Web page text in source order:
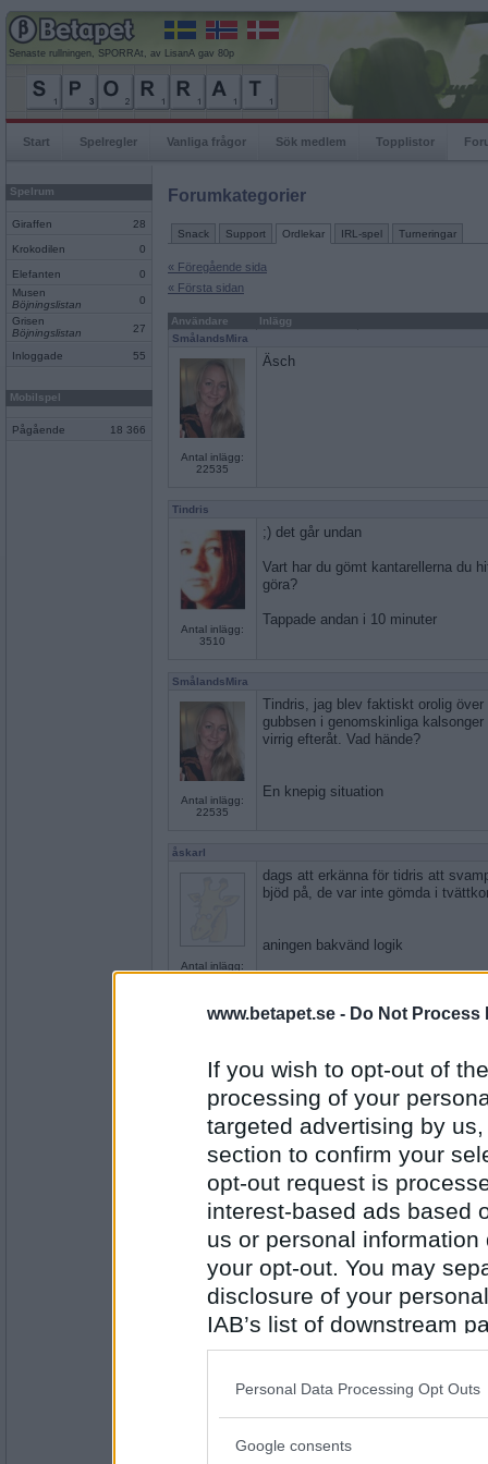
www.betapet.se - Do Not Process
If you wish to opt-out of
processing of your
targeted advertising by
section to confirm your
opt-out request is
interest-based ads based
us or personal
your opt-out. You may
disclosure of your
IAB’s list of downstream
also be disclosed by us
Downstream Participants
Please note that this
Personal Data Processing Opt Outs
Google consents
Senaste rullningen, SPORRAt, av LisanA gav 80p
Start Spelregler Vanliga frågor Sök medlem Topplistor
Spelrum
Giraffen 28
Krokodilen 0
Elefanten
0
Musen
Böjningslistan
0
Grisen
Böjningslistan
27
Inloggade 55
Mobilspel
Pågående 18 366
Forumkategorier
Snack Support Ordlekar IRL-spel Turneringar
« Föregående sida
« Första sidan
Användare
Inlägg
SmålandsMira
Antal inlägg:
22535
Äsch
Tindris
Antal inlägg:
3510
;) det går undan
Vart har du gömt kantarellerna du
göra?
Tappade andan i 10 minuter
SmålandsMira
Antal inlägg:
22535
Tindris, jag blev faktiskt orolig
gubbsen i genomskinliga
virrig efteråt. Vad hände?
En knepig situation
åskarl
Antal inlägg:
5826
dags att erkänna för tidris att
bjöd på, de var inte gömda i
aningen bakvänd logik
Antal inlägg:
5687
ballongdansen och ta med lite
och kanske använda pingisbollar
tycker du?
Inspärrade
remvanrijn
Antal inlägg:
16685
Tyler som föreslår sånt borde
För allas välmående, ja!
Jaha så det är slut på ballongdans
En hetvägg.